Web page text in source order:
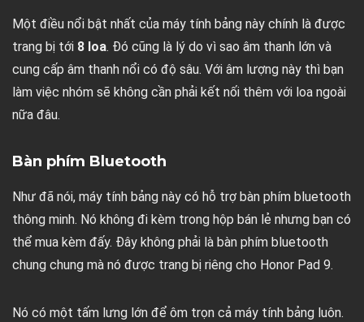
Một điều nổi bật nhất của máy tính bảng này chính là được
trang bị tới 8 loa. Đó cũng là lý do vì sao âm thanh lớn và
cung cấp âm thanh nổi có độ sâu. Với âm lượng này thì bạn
làm việc nhóm sẽ không cần phải kết nối thêm với loa ngoài
nữa đâu.
Bàn phím Bluetooth
Như đã nói, máy tính bảng này có hỗ trợ bàn phím bluetooth
thông minh. Nó không đi kèm trong hộp bán lẻ nhưng bạn có
thể mua kèm đấy. Đây không phải là bàn phím bluetooth
chung chung mà nó được trang bị riêng cho Honor Pad 9.
Nó có một tấm lưng lớn để ôm trọn cả máy tính bảng luôn.